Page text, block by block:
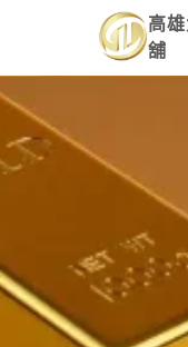
高
舖